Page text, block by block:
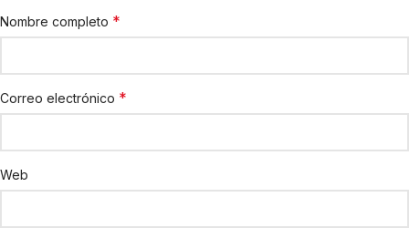
Nombre completo *
Correo electrónico *
Web